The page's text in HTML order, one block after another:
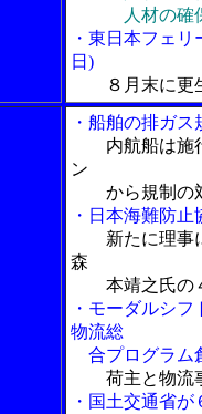
人材の確保
・東日本フェ
日)
８月末に更
・船舶の排ガ
内航船は施
ン
から規制の
・日本海難防
新たに理事
森
本靖之氏の
・モーダルシ
物流総
合プログラム
荷主と物流
・国土交通省